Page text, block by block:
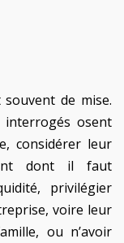
de mise.
interrogés osent
considérer leur
dont il faut
privilégier
voire leur
ou n’avoir